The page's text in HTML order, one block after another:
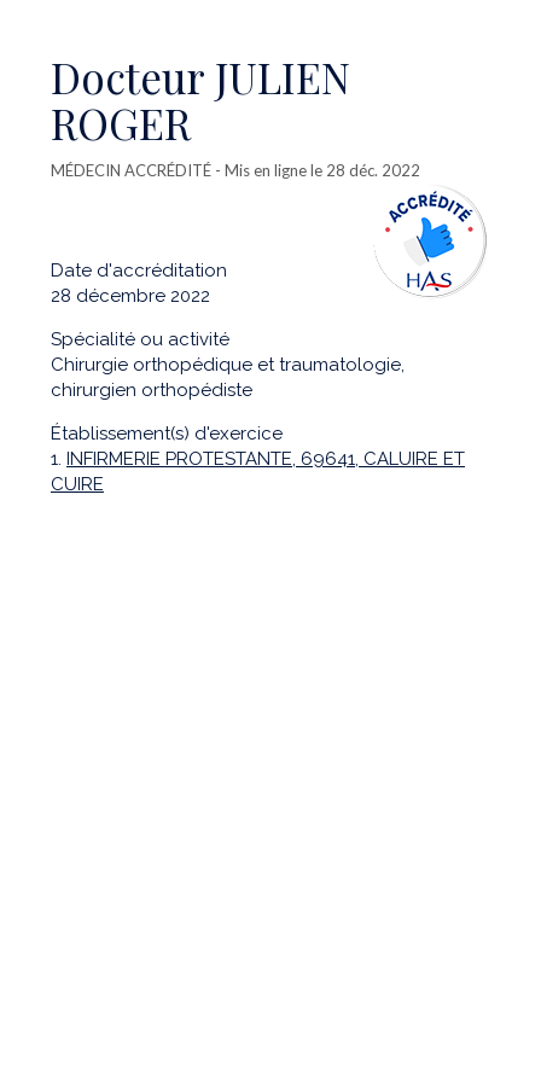
Docteur JULIEN
ROGER
MÉDECIN ACCRÉDITÉ - Mis en ligne le 28 déc. 2022
Date d'accréditation
28 décembre 2022
Spécialité ou activité
Chirurgie orthopédique et traumatologie,
chirurgien orthopédiste
Établissement(s) d'exercice
1. INFIRMERIE PROTESTANTE, 69641, CALUIRE ET
CUIRE